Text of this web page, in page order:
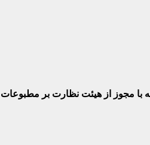
با مجوز از هیئت نظارت بر مطبوعات